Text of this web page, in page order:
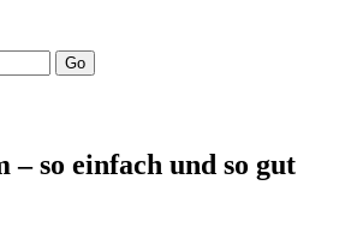
Go
– so einfach und so gut